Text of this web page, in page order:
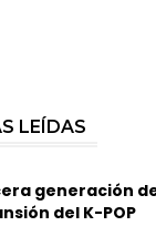
LEÍDAS
generación
del K-POP